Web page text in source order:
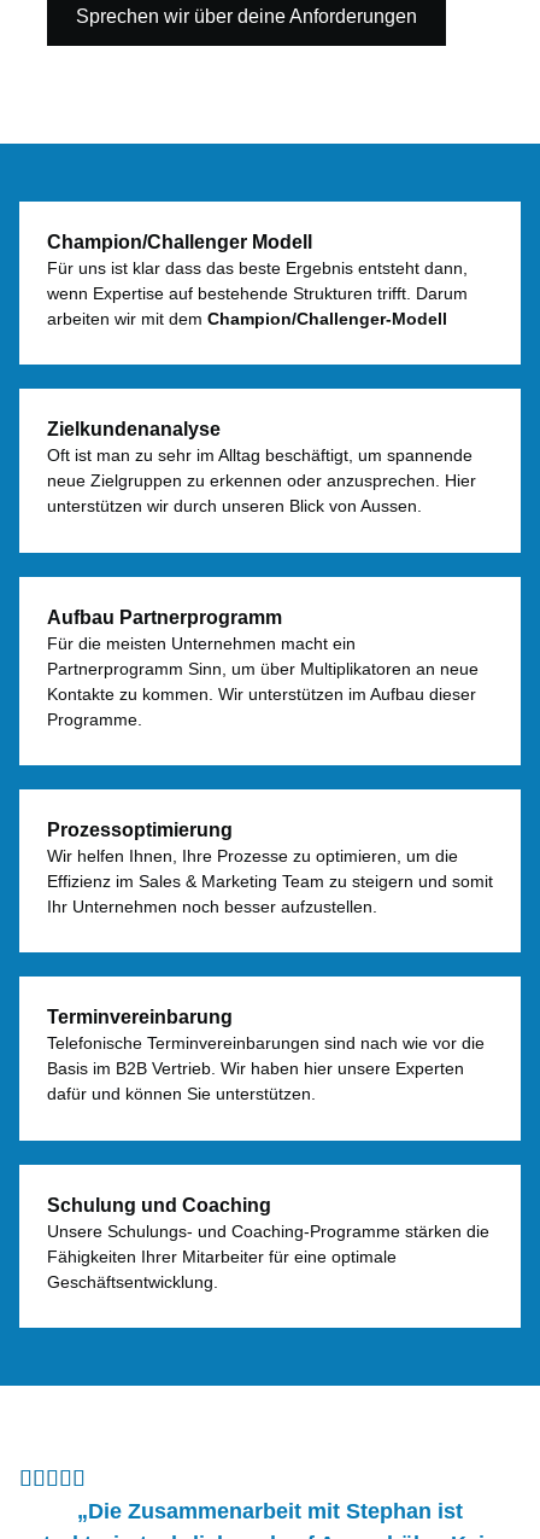
Sprechen wir über deine Anforderungen
Champion/Challenger Modell
Für uns ist klar dass das beste Ergebnis entsteht dann,
wenn Expertise auf bestehende Strukturen trifft. Darum
arbeiten wir mit dem Champion/Challenger-Modell
Zielkundenanalyse
Oft ist man zu sehr im Alltag beschäftigt, um spannende
neue Zielgruppen zu erkennen oder anzusprechen. Hier
unterstützen wir durch unseren Blick von Aussen.
Aufbau Partnerprogramm
Für die meisten Unternehmen macht ein
Partnerprogramm Sinn, um über Multiplikatoren an neue
Kontakte zu kommen. Wir unterstützen im Aufbau dieser
Programme.
Prozessoptimierung
Wir helfen Ihnen, Ihre Prozesse zu optimieren, um die
Effizienz im Sales & Marketing Team zu steigern und somit
Ihr Unternehmen noch besser aufzustellen.
Terminvereinbarung
Telefonische Terminvereinbarungen sind nach wie vor die
Basis im B2B Vertrieb. Wir haben hier unsere Experten
dafür und können Sie unterstützen.
Schulung und Coaching
Unsere Schulungs- und Coaching-Programme stärken die
Fähigkeiten Ihrer Mitarbeiter für eine optimale
Geschäftsentwicklung.
    
„Die Zusammenarbeit mit Stephan ist